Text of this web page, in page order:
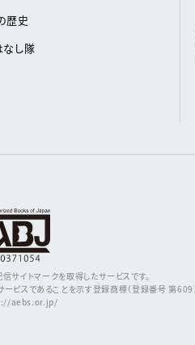
歴史
し隊
サイトマークを取得したサービスです。
スであることを示す登録商標（登録番号 第
aebs.or.jp/